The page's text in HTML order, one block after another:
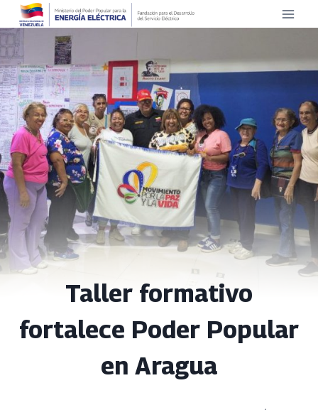
Saltar
contenido
Taller formativo
fortalece Poder Popular
en Aragua